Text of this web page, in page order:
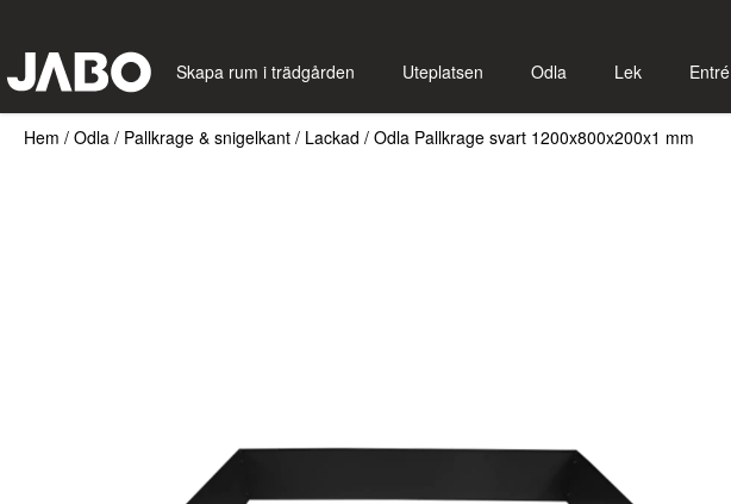
Skapa rum i trädgården Uteplatsen Odla Lek Entré
Hem / Odla / Pallkrage & snigelkant / Lackad / Odla Pallkrage svart 1200x800x200x1 mm